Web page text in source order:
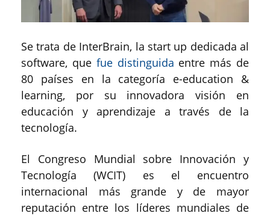
Se trata de InterBrain, la start up dedicada al
software, que fue distinguida entre más de
80 países en la categoría e-education &
learning, por su innovadora visión en
educación y aprendizaje a través de la
tecnología.
El Congreso Mundial sobre Innovación y
Tecnología (WCIT) es el encuentro
internacional más grande y de mayor
reputación entre los líderes mundiales de